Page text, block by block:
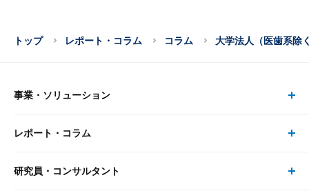
トップ レポート・コラム コラム 大学法人（医歯系除
事業・ソリューション
事業・ソリューション トップ
リサーチ
レポート・コラム
レポート・コラム トップ
研究員・コンサルタント